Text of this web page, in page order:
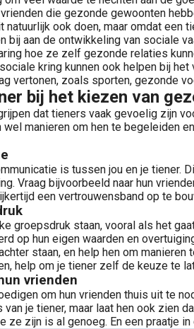
die gezonde gewoonten
ook doen, maar omdat een
bij aan de ontwikkeling van sociale
hoe ze zelf gezonde relaties
kring kunnen ook helpen bij
vertonen, zoals sporten, gezonde
bij het kiezen van
dat tieners vaak gevoelig zijn
wel manieren om hen te begeleiden
is tussen jou en je tiener.
Vraag bijvoorbeeld naar hun
een vertrouwensband op te
groepsdruk staan, vooral als het
op hun eigen waarden en
staan, en help hen om
help om je tiener zelf de keuze te
vrienden
om hun vrienden thuis uit te
je tiener, maar laat hen ook zien
ze zijn is al genoeg. En een praatje